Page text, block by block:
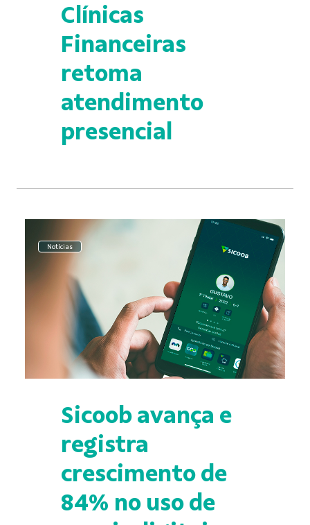
Clínicas
Financeiras
retoma
atendimento
presencial
Notícias
Sicoob avança e
registra
crescimento de
84% no uso de